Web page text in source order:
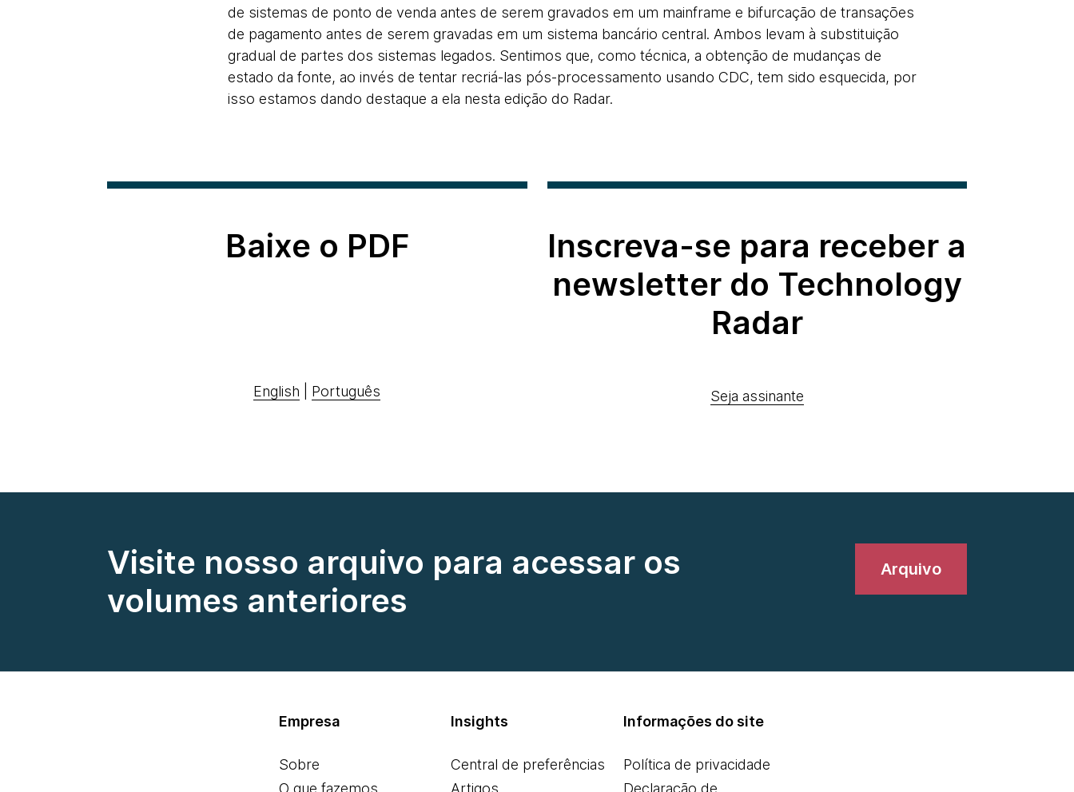
de sistemas de ponto de venda antes de serem gravados em um mainframe e bifurcação de transações
de pagamento antes de serem gravadas em um sistema bancário central. Ambos levam à substituição
gradual de partes dos sistemas legados. Sentimos que, como técnica, a obtenção de mudanças de
estado da fonte, ao invés de tentar recriá-las pós-processamento usando CDC, tem sido esquecida, por
isso estamos dando destaque a ela nesta edição do Radar.
Baixe o PDF
English Português
Inscreva-se para receber a
newsletter do Technology
Radar
Seja assinante
Visite nosso arquivo para acessar os
volumes anteriores
Arquivo
Empresa
Sobre
O que fazemos
Insights
Central de preferências
Artigos
Informações do site
Política de privacidade
Declaração de